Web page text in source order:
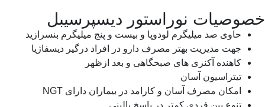
نوراستور دیسپرسیبل
حاوی صد میلیگرم لودوپا و بیست و پنج میلیگرم بنسرازید
جهت مدیریت بهتر مصرف دارو در افراد درگیر دیسفاژیا
کاهنده آکنزی های صبحگاهی و بعد ازظهر
تیتراسیون آسان
امکان مصرف آسان و کارامد در بیماران دارای NGT
تنوع بین فردی کمتر در پاسخ بالینی